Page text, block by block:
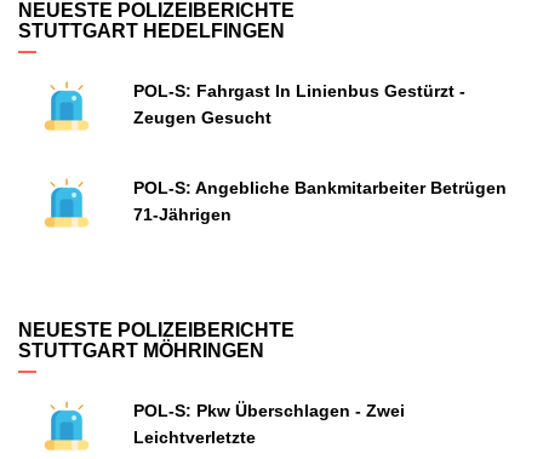
NEUESTE POLIZEIBERICHTE
STUTTGART HEDELFINGEN
POL-S: Fahrgast In Linienbus Gestürzt -
Zeugen Gesucht
POL-S: Angebliche Bankmitarbeiter Betrügen
71-Jährigen
NEUESTE POLIZEIBERICHTE
STUTTGART MÖHRINGEN
POL-S: Pkw Überschlagen - Zwei
Leichtverletzte